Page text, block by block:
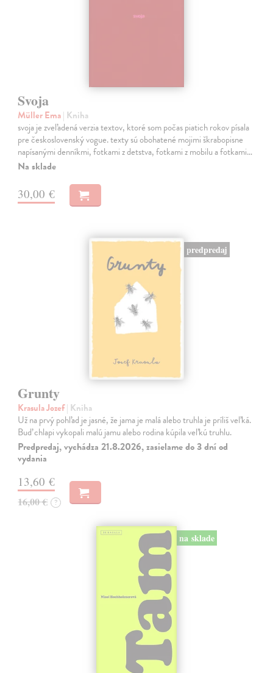
Svoja
Müller Ema| Kniha
svoja je zveľadená verzia textov, ktoré som počas piatich rokov písala
pre československý vogue. texty sú obohatené mojimi škrabopisne
napísanými denníkmi, fotkami z detstva, fotkami z mobilu a fotkami…
Na sklade
30,00 €
predpredaj
Grunty
Krasula Jozef| Kniha
Už na prvý pohľad je jasné, že jama je malá alebo truhla je príliš veľká.
Buď chlapi vykopali malú jamu alebo rodina kúpila veľkú truhlu.
Predpredaj, vychádza 21.8.2026, zasielame do 3 dní od
vydania
13,60 €
16,00 € ?
na sklade